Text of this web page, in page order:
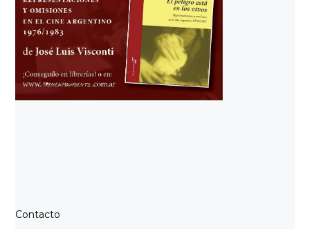
Contacto